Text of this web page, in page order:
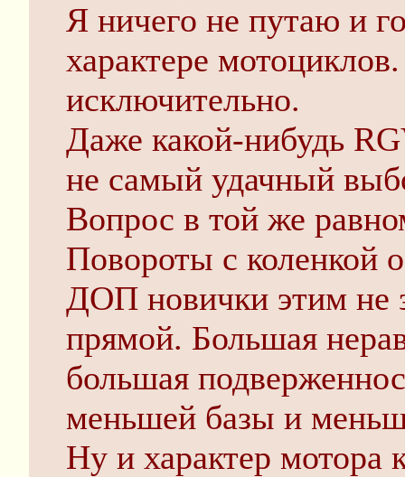
Я ничего не путаю и
характере
исключительно.
Даже какой-нибудь
не самый удачный
Вопрос в той же
Повороты с коленкой
ДОП новички этим не
прямой. Большая
большая
меньшей базы и
Ну и характер мотора